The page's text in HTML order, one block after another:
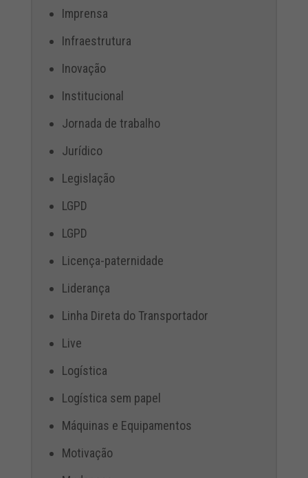
Imprensa
Infraestrutura
Inovação
Institucional
Jornada de trabalho
Jurídico
Legislação
LGPD
LGPD
Licença-paternidade
Liderança
Linha Direta do Transportador
Live
Logística
Logística sem papel
Máquinas e Equipamentos
Motivação